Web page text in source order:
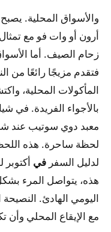
والأسواق المحلية.
أرون أو وات فو مع تمثال
زحام الصيف. أما الأسواق
فتقدم مزيجًا رائعًا من
المأكولات المحلية،
بالأجواء الفريدة. في
معبد دوي سوتيب عند
لحظة ساحرة. هذه
لدليل السفر فيأكتوبر
هذه، يتواصل المرء
اليومي الهادئ.
مع الإيقاع المحلي وأن